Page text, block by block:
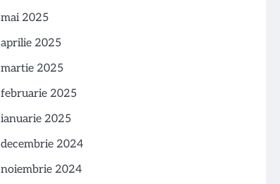
mai 2025
aprilie 2025
martie 2025
februarie 2025
ianuarie 2025
decembrie 2024
noiembrie 2024